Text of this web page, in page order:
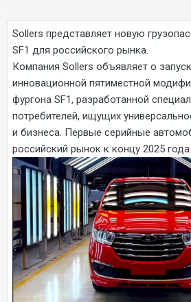
Sollers представляет новую
SF1 для российского рынка.
Компания Sollers объявляет о
инновационной пятиместной
фургона SF1, разработанной
потребителей, ищущих
и бизнеса. Первые серийные
российский рынок к концу 2025 года.